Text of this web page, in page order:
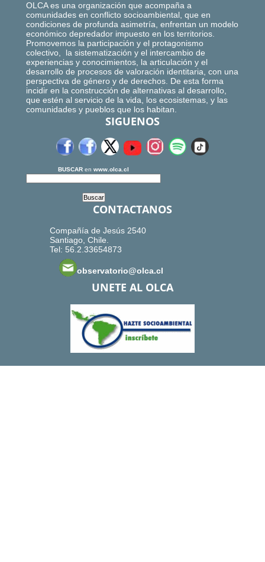
OLCA es una organización que acompaña a
comunidades en conflicto socioambiental, que en
condiciones de profunda asimetría, enfrentan un modelo
económico depredador impuesto en los territorios.
Promovemos la participación y el protagonismo
colectivo, la sistematización y el intercambio de
experiencias y conocimientos, la articulación y el
desarrollo de procesos de valoración identitaria, con una
perspectiva de género y de derechos. De esta forma
incidir en la construcción de alternativas al desarrollo,
que estén al servicio de la vida, los ecosistemas, y las
comunidades y pueblos que los habitan.
SIGUENOS
BUSCAR en www.olca.cl
CONTACTANOS
Compañía de Jesús 2540
Santiago, Chile.
Tel: 56.2.33654873
observatorio@olca.cl
UNETE AL OLCA